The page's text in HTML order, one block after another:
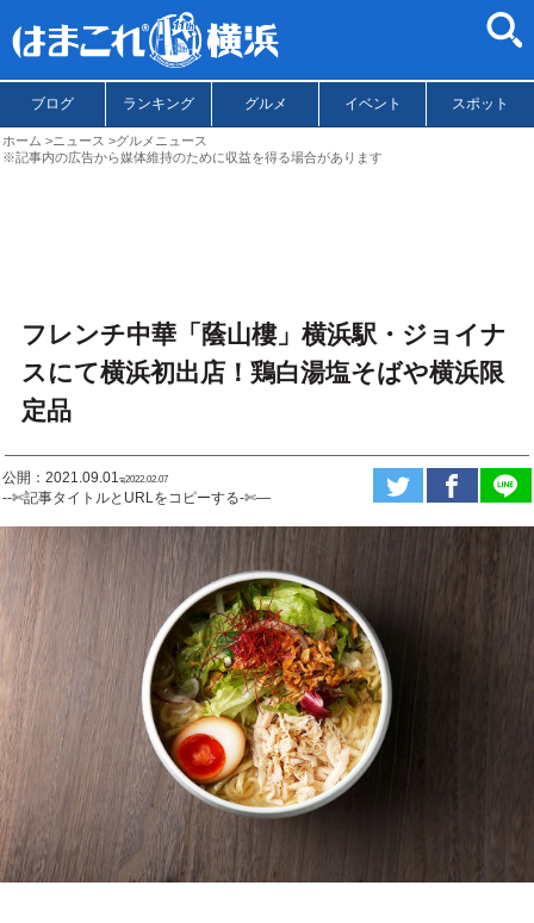
ブログ ランキング グルメ イベント スポット
ホーム ニュース
グルメニュース
※記事内の広告から媒体維持のために収益を得る場合があります
フレンチ中華「蔭山樓」横浜駅・ジョイナ
スにて横浜初出店！鶏白湯塩そばや横浜限
定品
公開：2021.09.01ಇ2022.02.07
--✄記事タイトルとURLをコピーする-✄—